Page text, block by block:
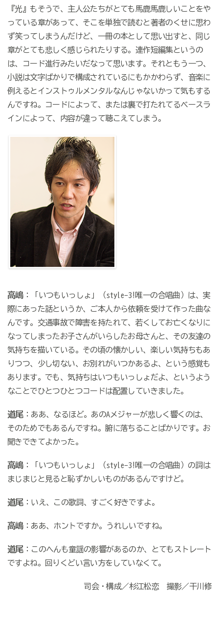
『光』もそうで、主人公たちがとても馬鹿馬鹿しいことをや
っている章があって、そこを単独で読むと著者のくせに思わ
ず笑ってしまうんだけど、一冊の本として思い出すと、同じ
章がとても悲しく感じられたりする。連作短編集というの
は、コード進行みたいだなって思います。それともう一つ、
小説は文字ばかりで構成されているにもかかわらず、音楽に
例えるとインストゥルメンタルなんじゃないかって気もする
んですね。コードによって、または裏で打たれてるベースラ
インによって、内容が違って聴こえてしまう。
高嶋：「いつもいっしょ」（style-3!唯一の合唱曲）は、実
際にあった話というか、ご本人から依頼を受けて作った曲な
んです。交通事故で障害を持たれて、若くしてお亡くなりに
なってしまったお子さんがいらしたお母さんと、その友達の
気持ちを描いている。その頃の懐かしい、楽しい気持ちもあ
りつつ、少し切ない、お別れがいつかあるよ、という感覚も
あります。でも、気持ちはいつもいっしょだよ、というよう
なことでひとつひとつコードは配置していきました。
道尾：ああ、なるほど。あのAメジャーが悲しく響くのは、
そのためでもあるんですね。腑に落ちることばかりです。お
聞きできてよかった。
高嶋：「いつもいっしょ」（style-3!唯一の合唱曲）の詞は
まじまじと見ると恥ずかしいものがあるんですけど。
道尾：いえ、この歌詞、すごく好きですよ。
高嶋：ああ、ホントですか。うれしいですね。
道尾：このへんも童謡の影響があるのか、とてもストレート
ですよね。回りくどい言い方をしていなくて。
司会・構成／杉江松恋 撮影／干川修